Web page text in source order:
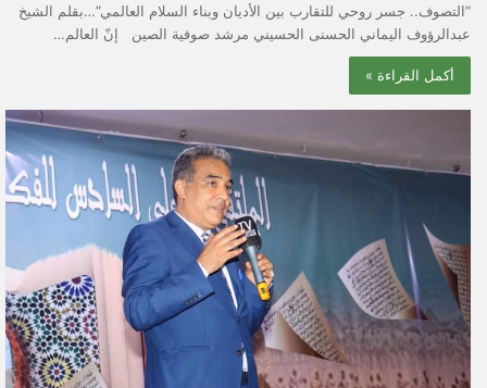
“التصوف.. جسر روحي للتقارب بين الأديان وبناء السلام العالمي”…بقلم الشيخ
عبدالرؤوف اليماني الحسنى الحسيني مرشد صوفية الصين إنّ العالم…
أكمل القراءة »